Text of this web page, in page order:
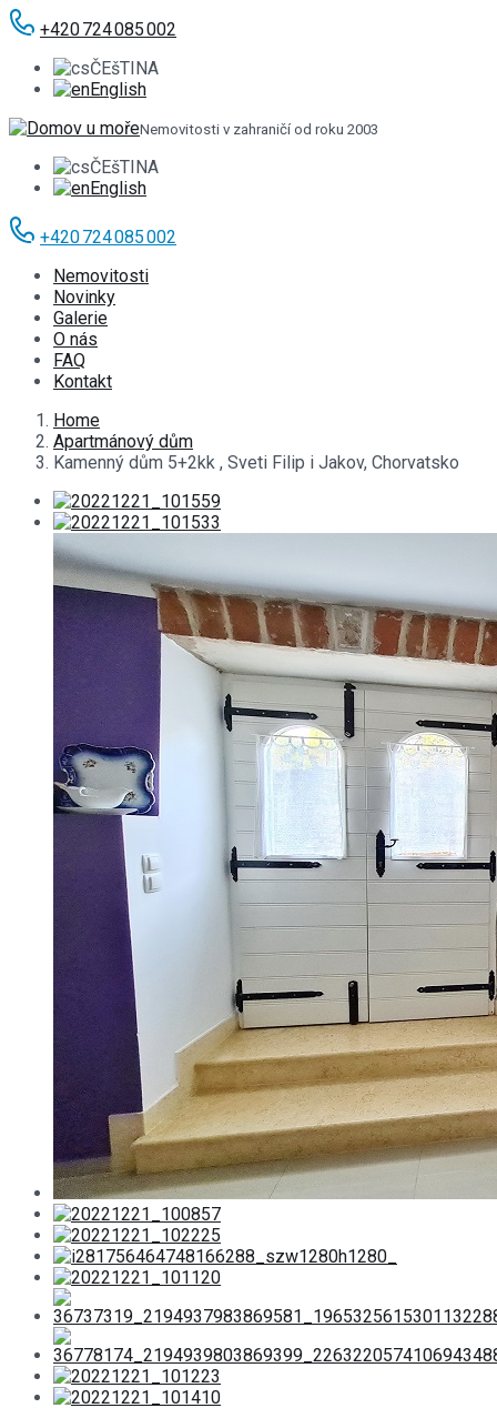
+420 724 085 002
ČEšTINA
English
Nemovitosti v zahraničí od roku 2003
ČEšTINA
English
+420 724 085 002
Nemovitosti
Novinky
Galerie
O nás
FAQ
Kontakt
Home
Apartmánový dům
Kamenný dům 5+2kk , Sveti Filip i Jakov, Chorvatsko